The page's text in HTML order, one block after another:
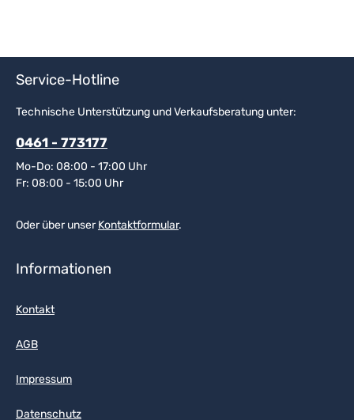
Service-Hotline
Technische Unterstützung und Verkaufsberatung unter:
0461 - 773177
Mo-Do: 08:00 - 17:00 Uhr
Fr: 08:00 - 15:00 Uhr
Oder über unserKontaktformular.
Informationen
Kontakt
AGB
Impressum
Datenschutz